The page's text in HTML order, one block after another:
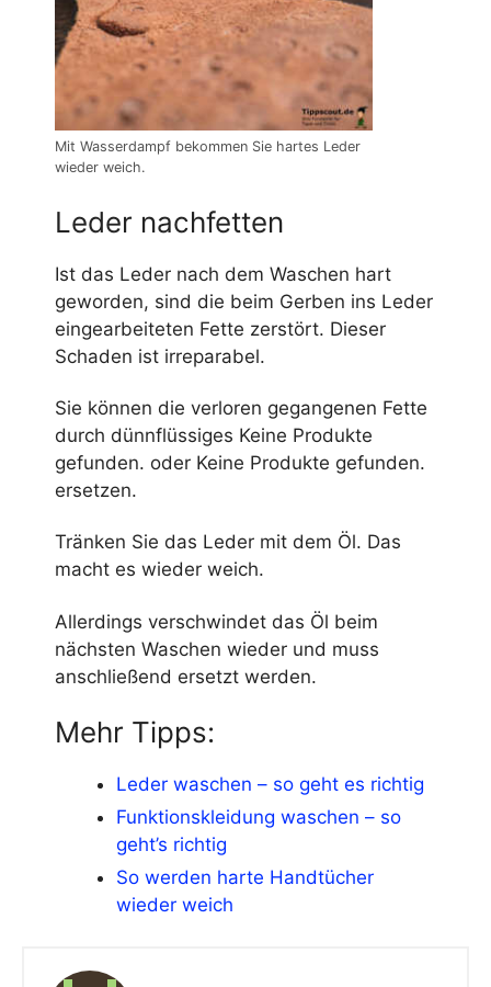
Mit Wasserdampf bekommen Sie hartes Leder
wieder weich.
Leder nachfetten
Ist das Leder nach dem Waschen hart
geworden, sind die beim Gerben ins Leder
eingearbeiteten Fette zerstört. Dieser
Schaden ist irreparabel.
Sie können die verloren gegangenen Fette
durch dünnflüssiges Keine Produkte
gefunden. oder Keine Produkte gefunden.
ersetzen.
Tränken Sie das Leder mit dem Öl. Das
macht es wieder weich.
Allerdings verschwindet das Öl beim
nächsten Waschen wieder und muss
anschließend ersetzt werden.
Mehr Tipps:
Leder waschen – so geht es richtig
Funktionskleidung waschen – so
geht’s richtig
So werden harte Handtücher
wieder weich